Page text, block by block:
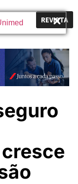
REVISTA